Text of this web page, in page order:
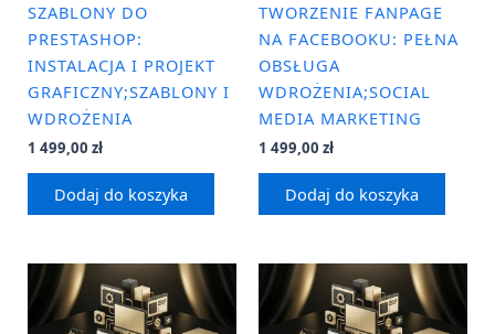
SZABLONY DO
PRESTASHOP:
INSTALACJA I PROJEKT
GRAFICZNY;SZABLONY I
WDROŻENIA
1 499,00 zł
Dodaj do koszyka
TWORZENIE FANPAGE
NA FACEBOOKU: PEŁNA
OBSŁUGA
WDROŻENIA;SOCIAL
MEDIA MARKETING
1 499,00 zł
Dodaj do koszyka